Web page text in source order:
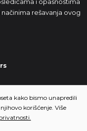
rešavanja ovog
kako bismo unapredili
korišćenje. Više